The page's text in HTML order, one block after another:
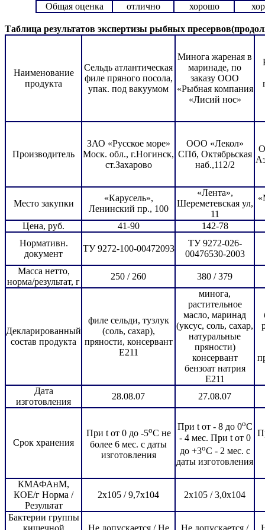
Общая оценка отлично хорошо
Таблица результатов экспертизы рыбных
Наименование
продукта
Сельдь атлантическая
филе пряного посола,
упак. под вакуумом
Минога жареная в
маринаде, по
заказу ООО
«Рыбная компания
«Лисий нос»
Производитель
ЗАО «Русское море»
Моск. обл., г.Ногинск,
ст.Захарово
ООО «Лекол»
СПб, Октябрьская
наб.,112/2
Место закупки
«Карусель»,
Ленинский пр., 100
«Лента»,
Шереметевская ул,
11
Цена, руб. 41-90
142-78
Нормативн.
документ
ТУ 9272-100-00472093
ТУ 9272-026-
00476530-2003
Масса нетто,
норма/результат, г
250 / 260 380 / 379
Декларированный
состав продукта
филе сельди, тузлук
(соль, сахар),
пряности, консервант
Е211
минога,
растительное
масло, маринад
(уксус, соль, сахар,
натуральные
пряности)
консервант
бензоат натрия
Е211
Дата
изготовления
28.08.07 27.08.07
Срок хранения
При t от 0 до -5oС не
более 6 мес. с даты
изготовления
При t от - 8 до 0oС
- 4 мес. При t от 0
до +3oС - 2 мес. с
даты изготовления
КМАФАнМ,
КОЕ/г Норма /
Результат
2х105 / 9,7х104 2х105 / 3,0х104
Бактерии группы